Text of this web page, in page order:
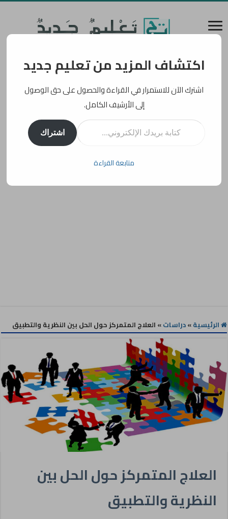
الرئيسية»دراسات» العلاج المتمركز حول الحل بين النظرية والتطبيق
العلاج المتمركز حول الحل بين
النظرية والتطبيق
اكتشاف المزيد من تعليم جديد
اشترك الآن للاستمرار في القراءة والحصول على حق الوصول
إلى الأرشيف الكامل.
كتابة بريدك الإلكتروني...
اشتراك
متابعة القراءة